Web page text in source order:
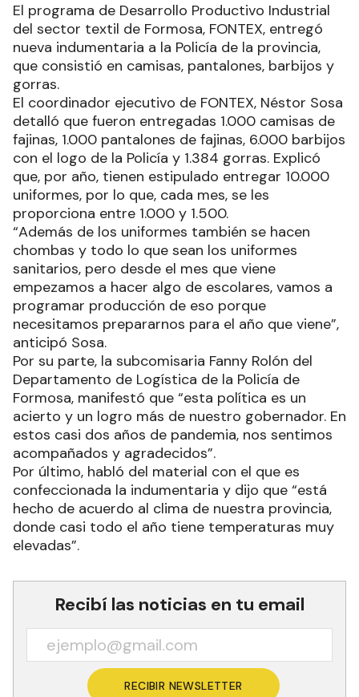
El programa de Desarrollo Productivo Industrial
del sector textil de Formosa, FONTEX, entregó
nueva indumentaria a la Policía de la provincia,
que consistió en camisas, pantalones, barbijos y
gorras.
El coordinador ejecutivo de FONTEX, Néstor Sosa
detalló que fueron entregadas 1.000 camisas de
fajinas, 1.000 pantalones de fajinas, 6.000 barbijos
con el logo de la Policía y 1.384 gorras. Explicó
que, por año, tienen estipulado entregar 10.000
uniformes, por lo que, cada mes, se les
proporciona entre 1.000 y 1.500.
“Además de los uniformes también se hacen
chombas y todo lo que sean los uniformes
sanitarios, pero desde el mes que viene
empezamos a hacer algo de escolares, vamos a
programar producción de eso porque
necesitamos prepararnos para el año que viene”,
anticipó Sosa.
Por su parte, la subcomisaria Fanny Rolón del
Departamento de Logística de la Policía de
Formosa, manifestó que “esta política es un
acierto y un logro más de nuestro gobernador. En
estos casi dos años de pandemia, nos sentimos
acompañados y agradecidos”.
Por último, habló del material con el que es
confeccionada la indumentaria y dijo que “está
hecho de acuerdo al clima de nuestra provincia,
donde casi todo el año tiene temperaturas muy
elevadas”.
Recibí las noticias en tu email
RECIBIR NEWSLETTER